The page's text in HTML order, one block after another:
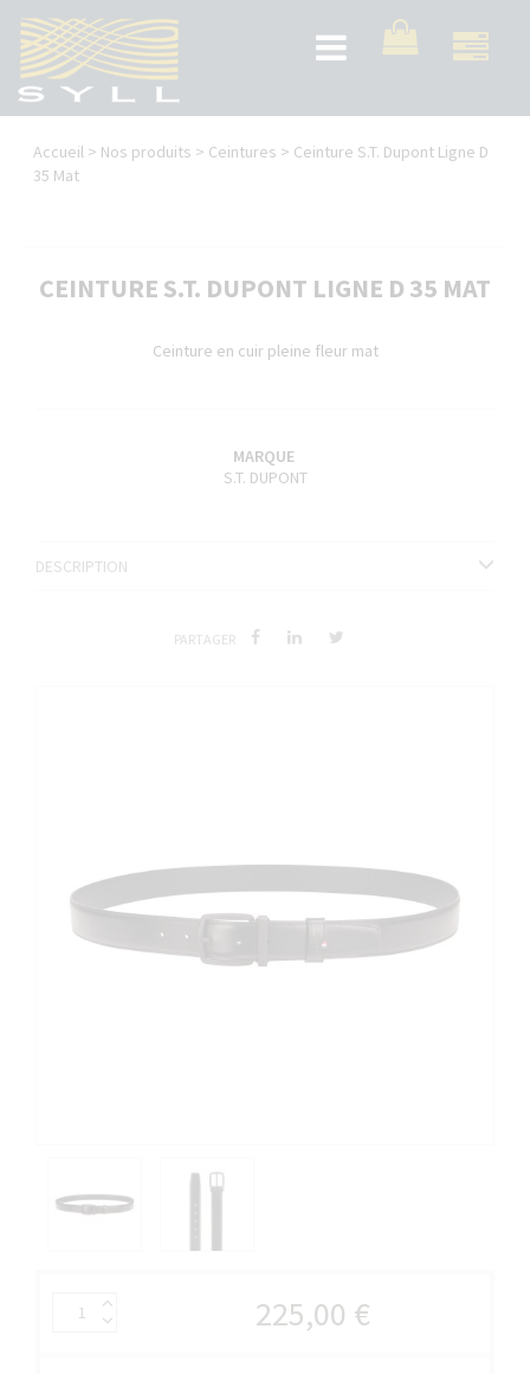
contenu
principal
Toggle
navigation
Vous
êtes
Accueil > Nos produits > Ceintures > Ceinture S.T. Dupont Ligne D
35 Mat
CEINTURE S.T. DUPONT LIGNE D 35 MAT
Ceinture en cuir pleine fleur mat
MARQUE
S.T. DUPONT
DESCRIPTION
PARTAGER
225,00 €